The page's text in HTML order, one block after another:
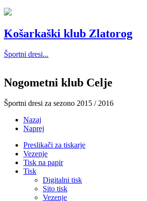
Košarkaški klub Zlatorog
Športni dresi...
Nogometni klub Celje
Športni dresi za sezono 2015 / 2016
Nazaj
Naprej
Preslikači za tiskarje
Vezenje
Tisk na papir
Tisk
Digitalni tisk
Sito tisk
Vezenje